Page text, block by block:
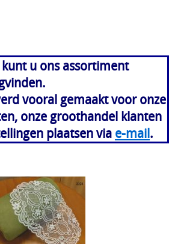
u ons assortiment
vooral gemaakt voor onze
onze groothandel klanten
plaatsen via e-mail.